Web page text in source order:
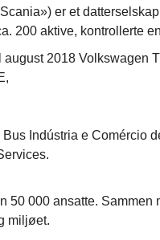
er et
200 aktive, kontrollerte
august 2018 Volkswagen
Indústria e Comércio
50 000 ansatte.
miljøet.